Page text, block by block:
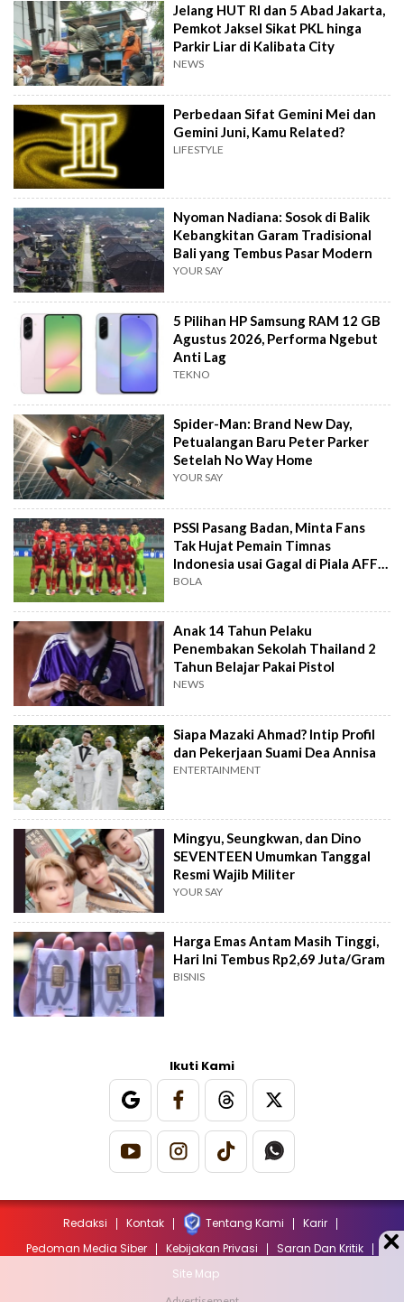
Jelang HUT RI dan 5 Abad Jakarta,
Pemkot Jaksel Sikat PKL hinga
Parkir Liar di Kalibata City
NEWS
Perbedaan Sifat Gemini Mei dan
Gemini Juni, Kamu Related?
LIFESTYLE
Nyoman Nadiana: Sosok di Balik
Kebangkitan Garam Tradisional
Bali yang Tembus Pasar Modern
YOUR SAY
5 Pilihan HP Samsung RAM 12 GB
Agustus 2026, Performa Ngebut
Anti Lag
TEKNO
Spider-Man: Brand New Day,
Petualangan Baru Peter Parker
Setelah No Way Home
YOUR SAY
PSSI Pasang Badan, Minta Fans
Tak Hujat Pemain Timnas
Indonesia usai Gagal di Piala AFF
2026
BOLA
Anak 14 Tahun Pelaku
Penembakan Sekolah Thailand 2
Tahun Belajar Pakai Pistol
NEWS
Siapa Mazaki Ahmad? Intip Profil
dan Pekerjaan Suami Dea Annisa
ENTERTAINMENT
Mingyu, Seungkwan, dan Dino
SEVENTEEN Umumkan Tanggal
Resmi Wajib Militer
YOUR SAY
Harga Emas Antam Masih Tinggi,
Hari Ini Tembus Rp2,69 Juta/Gram
BISNIS
Ikuti Kami
Redaksi Kontak Tentang Kami
Karir
Pedoman Media Siber
Kebijakan Privasi
Saran Dan Kritik
Site Map